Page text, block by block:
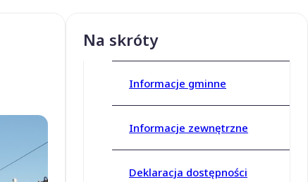
Na skróty
Informacje gminne
Informacje zewnętrzne
Deklaracja dostępności